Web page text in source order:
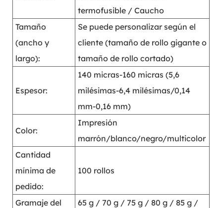
termofusible / Caucho
Tamaño
(ancho y
largo):
Se puede personalizar según el
cliente (tamaño de rollo gigante o
tamaño de rollo cortado)
Espesor:
140 micras-160 micras (5,6
milésimas-6,4 milésimas/0,14
mm-0,16 mm)
Color:
Impresión
marrón/blanco/negro/multicolor
Cantidad
mínima de
pedido:
100 rollos
Gramaje del
65 g / 70 g / 75 g / 80 g / 85 g /